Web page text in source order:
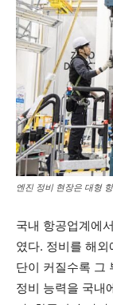
엔진 정비 현장은 대형
국내 항공업계에
였다. 정비를 해
단이 커질수록 그
정비 능력을 국내